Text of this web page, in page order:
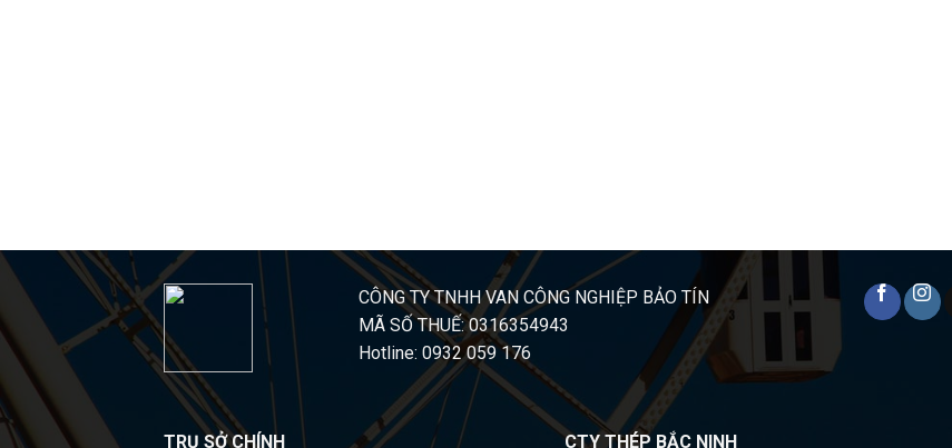
CÔNG TY TNHH VAN CÔNG NGHIỆP BẢO TÍN
MÃ SỐ THUẾ: 0316354943
Hotline: 0932 059 176
TRỤ SỞ CHÍNH CTY THÉP BẮC NINH